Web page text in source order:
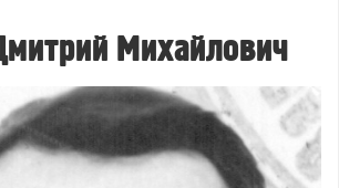
Михайлович